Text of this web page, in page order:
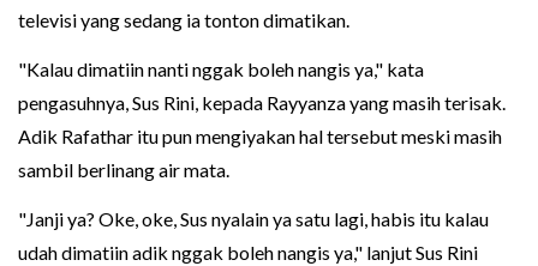
televisi yang sedang ia tonton dimatikan.
"Kalau dimatiin nanti nggak boleh nangis ya," kata
pengasuhnya, Sus Rini, kepada Rayyanza yang masih terisak.
Adik Rafathar itu pun mengiyakan hal tersebut meski masih
sambil berlinang air mata.
"Janji ya? Oke, oke, Sus nyalain ya satu lagi, habis itu kalau
udah dimatiin adik nggak boleh nangis ya," lanjut Sus Rini